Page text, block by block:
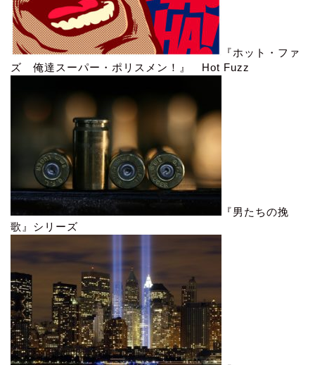
『ホット・ファ
ズ 俺達スーパー・ポリスメン！』 Hot Fuzz
『男たちの挽
歌』シリーズ